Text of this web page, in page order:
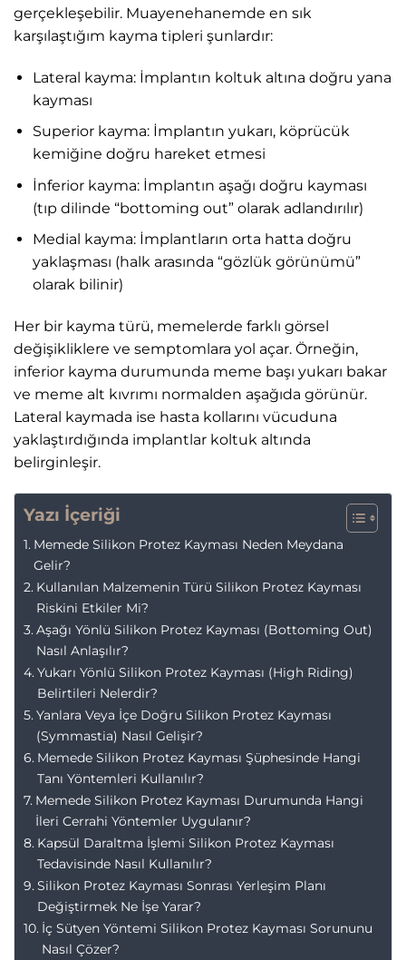
gerçekleşebilir. Muayenehanemde en sık
karşılaştığım kayma tipleri şunlardır:
Lateral kayma: İmplantın koltuk altına doğru yana
kayması
Superior kayma: İmplantın yukarı, köprücük
kemiğine doğru hareket etmesi
İnferior kayma: İmplantın aşağı doğru kayması
(tıp dilinde “bottoming out” olarak adlandırılır)
Medial kayma: İmplantların orta hatta doğru
yaklaşması (halk arasında “gözlük görünümü”
olarak bilinir)
Her bir kayma türü, memelerde farklı görsel
değişikliklere ve semptomlara yol açar. Örneğin,
inferior kayma durumunda meme başı yukarı bakar
ve meme alt kıvrımı normalden aşağıda görünür.
Lateral kaymada ise hasta kollarını vücuduna
yaklaştırdığında implantlar koltuk altında
belirginleşir.
Yazı İçeriği
Memede Silikon Protez Kayması Neden Meydana
Gelir?
Kullanılan Malzemenin Türü Silikon Protez Kayması
Riskini Etkiler Mi?
Aşağı Yönlü Silikon Protez Kayması (Bottoming Out)
Nasıl Anlaşılır?
Yukarı Yönlü Silikon Protez Kayması (High Riding)
Belirtileri Nelerdir?
Yanlara Veya İçe Doğru Silikon Protez Kayması
(Symmastia) Nasıl Gelişir?
Memede Silikon Protez Kayması Şüphesinde Hangi
Tanı Yöntemleri Kullanılır?
Memede Silikon Protez Kayması Durumunda Hangi
İleri Cerrahi Yöntemler Uygulanır?
Kapsül Daraltma İşlemi Silikon Protez Kayması
Tedavisinde Nasıl Kullanılır?
Silikon Protez Kayması Sonrası Yerleşim Planı
Değiştirmek Ne İşe Yarar?
İç Sütyen Yöntemi Silikon Protez Kayması Sorununu
Nasıl Çözer?